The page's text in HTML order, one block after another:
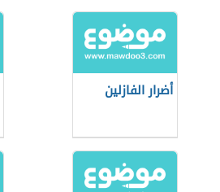
أضرار الفازلين